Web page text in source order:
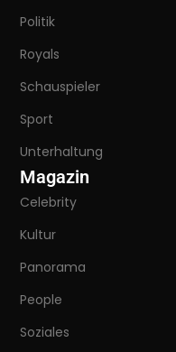
Politik
Royals
Schauspieler
Sport
Unterhaltung
Magazin
Celebrity
Kultur
Panorama
People
Soziales